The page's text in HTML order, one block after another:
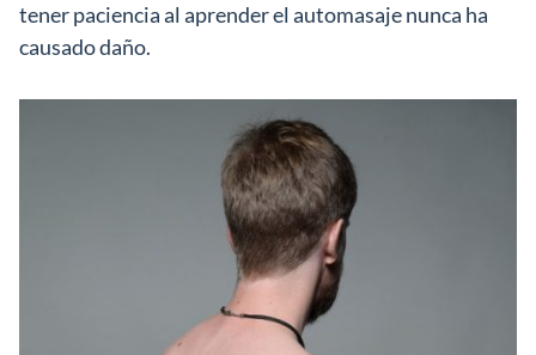
tener paciencia al aprender el automasaje nunca ha
causado daño.